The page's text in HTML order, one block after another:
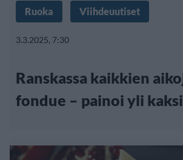
Ruoka Viihdeuutiset
3.3.2025, 7:30
Ranskassa kaikkien
fondue – painoi yli